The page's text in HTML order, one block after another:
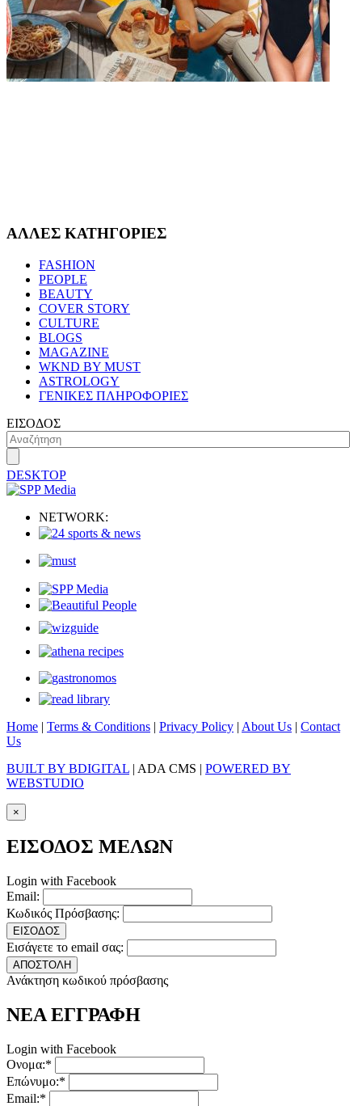
ΑΛΛΕΣ ΚΑΤΗΓΟΡΙΕΣ
FASHION
PEOPLE
BEAUTY
COVER STORY
CULTURE
BLOGS
MAGAZINE
WKND BY MUST
ASTROLOGY
ΓΕΝΙΚΕΣ ΠΛΗΡΟΦΟΡΙΕΣ
ΕΙΣΟΔΟΣ
DESKTOP
NETWORK:
Home | Terms & Conditions | Privacy Policy | About Us | Contact
Us
BUILT BY BDIGITAL | ADA CMS | POWERED BY
WEBSTUDIO
×
ΕΙΣΟΔΟΣ ΜΕΛΩΝ
Login with Facebook
Email:
Κωδικός Πρόσβασης:
ΕΙΣΟΔΟΣ
Εισάγετε το email σας:
ΑΠΟΣΤΟΛΗ
Ανάκτηση κωδικού πρόσβασης
ΝΕΑ ΕΓΓΡΑΦΗ
Login with Facebook
Ονομα:*
Επώνυμο:*
Email:*